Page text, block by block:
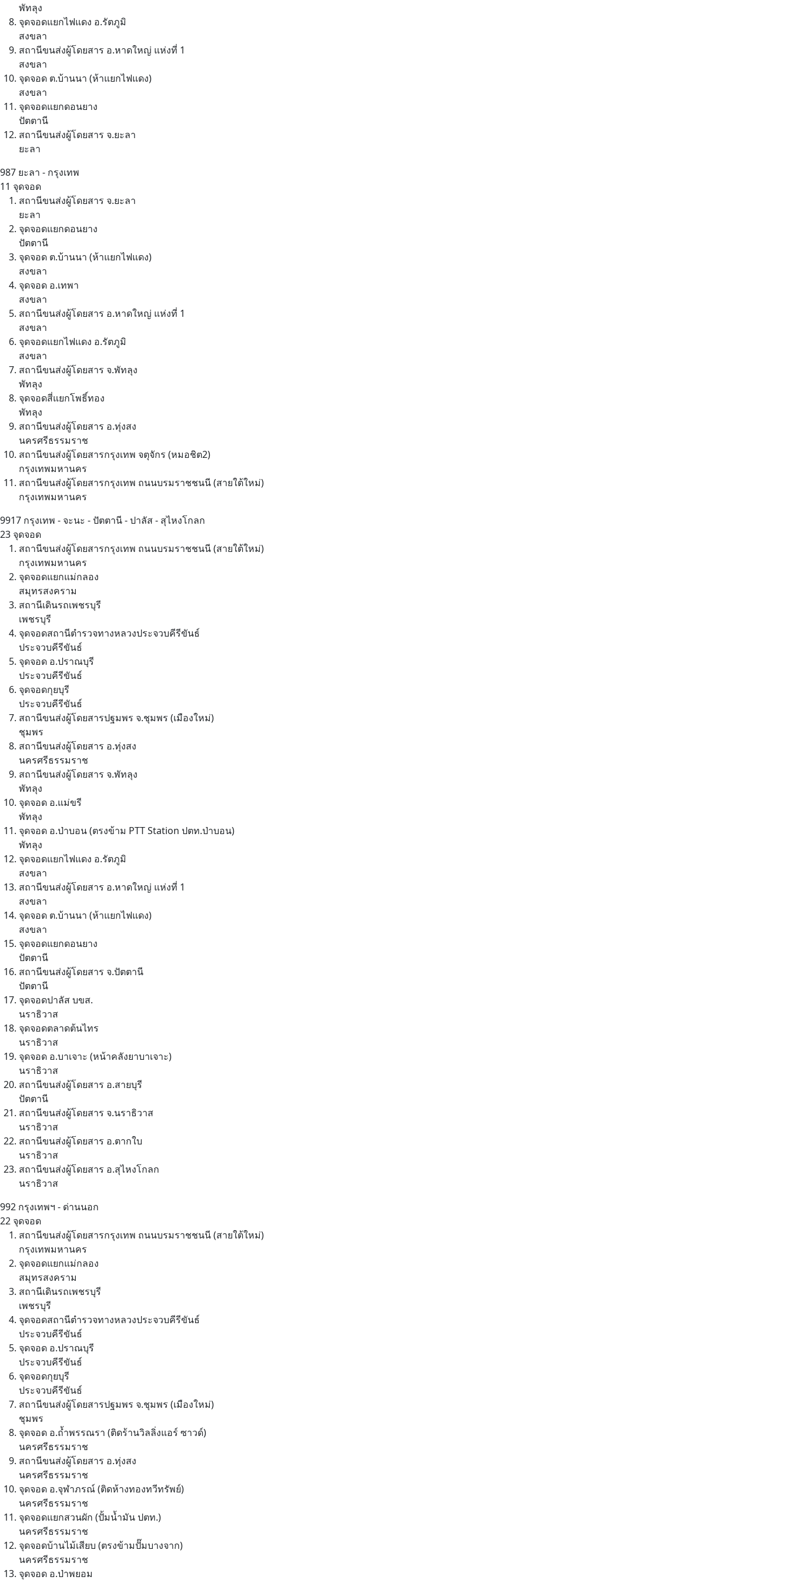
พัทลุง
จุดจอดแยกไฟแดง อ.รัตภูมิ
สงขลา
สถานีขนส่งผู้โดยสาร อ.หาดใหญ่ แห่งที่ 1
สงขลา
จุดจอด ต.บ้านนา (ห้าแยกไฟแดง)
สงขลา
จุดจอดแยกดอนยาง
ปัตตานี
สถานีขนส่งผู้โดยสาร จ.ยะลา
ยะลา
987 ยะลา - กรุงเทพ
11 จุดจอด
สถานีขนส่งผู้โดยสาร จ.ยะลา
ยะลา
จุดจอดแยกดอนยาง
ปัตตานี
จุดจอด ต.บ้านนา (ห้าแยกไฟแดง)
สงขลา
จุดจอด อ.เทพา
สงขลา
สถานีขนส่งผู้โดยสาร อ.หาดใหญ่ แห่งที่ 1
สงขลา
จุดจอดแยกไฟแดง อ.รัตภูมิ
สงขลา
สถานีขนส่งผู้โดยสาร จ.พัทลุง
พัทลุง
จุดจอดสี่แยกโพธิ์ทอง
พัทลุง
สถานีขนส่งผู้โดยสาร อ.ทุ่งสง
นครศรีธรรมราช
สถานีขนส่งผู้โดยสารกรุงเทพ จตุจักร (หมอชิต2)
กรุงเทพมหานคร
สถานีขนส่งผู้โดยสารกรุงเทพ ถนนบรมราชชนนี (สายใต้ใหม่)
กรุงเทพมหานคร
9917 กรุงเทพ - จะนะ - ปัตตานี - ปาลัส - สุไหงโกลก
23 จุดจอด
สถานีขนส่งผู้โดยสารกรุงเทพ ถนนบรมราชชนนี (สายใต้ใหม่)
กรุงเทพมหานคร
จุดจอดแยกแม่กลอง
สมุทรสงคราม
สถานีเดินรถเพชรบุรี
เพชรบุรี
จุดจอดสถานีตำรวจทางหลวงประจวบคีรีขันธ์
ประจวบคีรีขันธ์
จุดจอด อ.ปราณบุรี
ประจวบคีรีขันธ์
จุดจอดกุยบุรี
ประจวบคีรีขันธ์
สถานีขนส่งผู้โดยสารปฐมพร จ.ชุมพร (เมืองใหม่)
ชุมพร
สถานีขนส่งผู้โดยสาร อ.ทุ่งสง
นครศรีธรรมราช
สถานีขนส่งผู้โดยสาร จ.พัทลุง
พัทลุง
จุดจอด อ.แม่ขรี
พัทลุง
จุดจอด อ.ป่าบอน (ตรงข้าม PTT Station ปตท.ป่าบอน)
พัทลุง
จุดจอดแยกไฟแดง อ.รัตภูมิ
สงขลา
สถานีขนส่งผู้โดยสาร อ.หาดใหญ่ แห่งที่ 1
สงขลา
จุดจอด ต.บ้านนา (ห้าแยกไฟแดง)
สงขลา
จุดจอดแยกดอนยาง
ปัตตานี
สถานีขนส่งผู้โดยสาร จ.ปัตตานี
ปัตตานี
จุดจอดปาลัส บขส.
นราธิวาส
จุดจอดตลาดต้นไทร
นราธิวาส
จุดจอด อ.บาเจาะ (หน้าคลังยาบาเจาะ)
นราธิวาส
สถานีขนส่งผู้โดยสาร อ.สายบุรี
ปัตตานี
สถานีขนส่งผู้โดยสาร จ.นราธิวาส
นราธิวาส
สถานีขนส่งผู้โดยสาร อ.ตากใบ
นราธิวาส
สถานีขนส่งผู้โดยสาร อ.สุไหงโกลก
นราธิวาส
992 กรุงเทพฯ - ด่านนอก
22 จุดจอด
สถานีขนส่งผู้โดยสารกรุงเทพ ถนนบรมราชชนนี (สายใต้ใหม่)
กรุงเทพมหานคร
จุดจอดแยกแม่กลอง
สมุทรสงคราม
สถานีเดินรถเพชรบุรี
เพชรบุรี
จุดจอดสถานีตำรวจทางหลวงประจวบคีรีขันธ์
ประจวบคีรีขันธ์
จุดจอด อ.ปราณบุรี
ประจวบคีรีขันธ์
จุดจอดกุยบุรี
ประจวบคีรีขันธ์
สถานีขนส่งผู้โดยสารปฐมพร จ.ชุมพร (เมืองใหม่)
ชุมพร
จุดจอด อ.ถ้ำพรรณรา (ติดร้านวิลลิ่งแอร์ ซาวด์)
นครศรีธรรมราช
สถานีขนส่งผู้โดยสาร อ.ทุ่งสง
นครศรีธรรมราช
จุดจอด อ.จุฬาภรณ์ (ติดห้างทองทวีทรัพย์)
นครศรีธรรมราช
จุดจอดแยกสวนผัก (ปั้มน้ำมัน ปตท.)
นครศรีธรรมราช
จุดจอดบ้านไม้เสียบ (ตรงข้ามปั๊มบางจาก)
นครศรีธรรมราช
จุดจอด อ.ป่าพยอม